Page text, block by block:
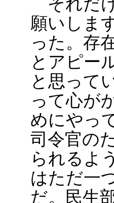
願いしま
った。存
とアピー
と思って
って心が
めにやっ
司令官の
られるよ
はただ一
だ。民生